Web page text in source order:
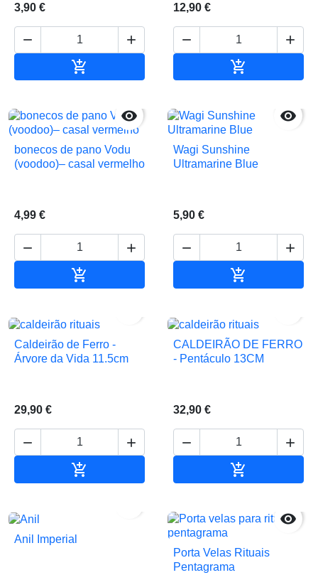
3,90 €
 

12,90 €
 


bonecos de pano Vodu
(voodoo)– casal vermelho
4,99 €
 


Wagi Sunshine
Ultramarine Blue
5,90 €
 

Caldeirão de Ferro -
Árvore da Vida 11.5cm
29,90 €
 

CALDEIRÃO DE FERRO
- Pentáculo 13CM
32,90 €
 

Anil Imperial

Porta Velas Rituais
Pentagrama